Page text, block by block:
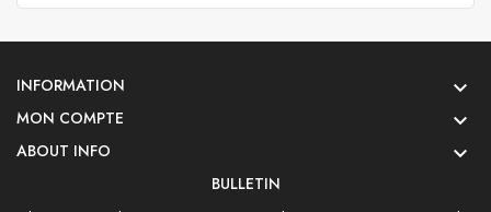
INFORMATION 
MON COMPTE 
ABOUT INFO 
BULLETIN